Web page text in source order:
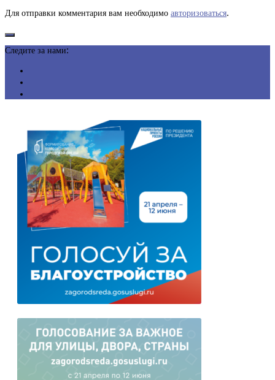
Для отправки комментария вам необходимо авторизоваться.
Следите за нами: